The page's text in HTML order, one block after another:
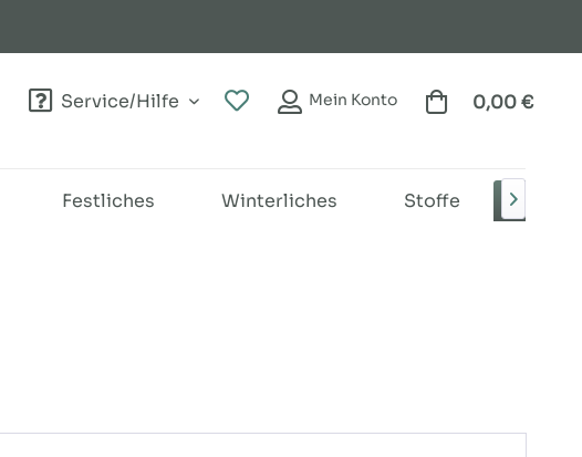
Service/Hilfe Mein Konto 0,00 €
Festliches Winterliches Stoffe 